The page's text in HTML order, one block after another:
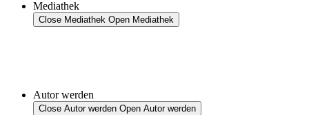
Mediathek
Close Mediathek Open Mediathek
Autor werden
Close Autor werden Open Autor werden